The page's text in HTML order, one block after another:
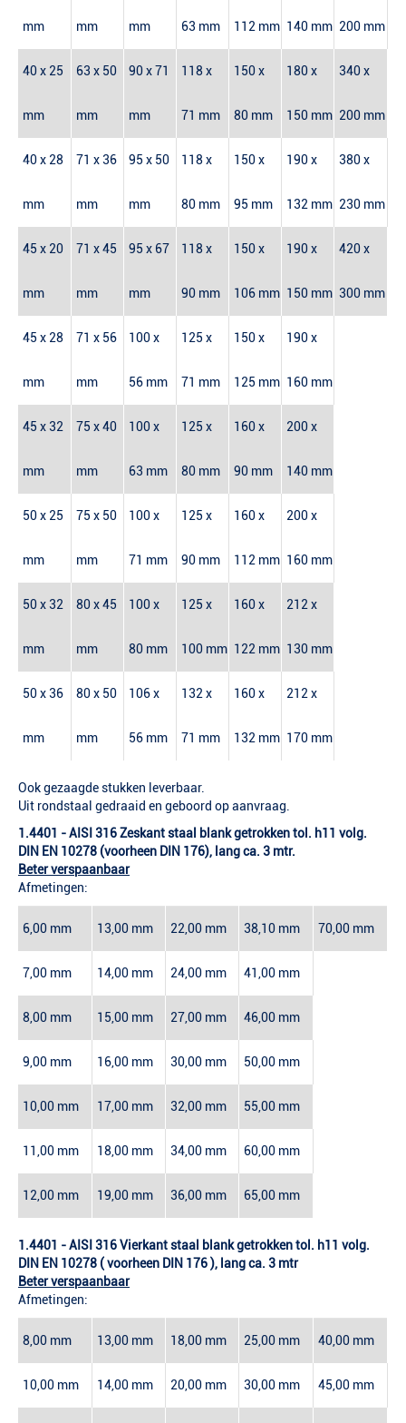
mm mm mm 63 mm 112 mm 140 mm 200 mm
40 x 25
mm
63 x 50
mm
90 x 71
mm
118 x
71 mm
150 x
80 mm
180 x
150 mm
340 x
200 mm
40 x 28
mm
71 x 36
mm
95 x 50
mm
118 x
80 mm
150 x
95 mm
190 x
132 mm
380 x
230 mm
45 x 20
mm
71 x 45
mm
95 x 67
mm
118 x
90 mm
150 x
106 mm
190 x
150 mm
420 x
300 mm
45 x 28
mm
71 x 56
mm
100 x
56 mm
125 x
71 mm
150 x
125 mm
190 x
160 mm
45 x 32
mm
75 x 40
mm
100 x
63 mm
125 x
80 mm
160 x
90 mm
200 x
140 mm
50 x 25
mm
75 x 50
mm
100 x
71 mm
125 x
90 mm
160 x
112 mm
200 x
160 mm
50 x 32
mm
80 x 45
mm
100 x
80 mm
125 x
100 mm
160 x
122 mm
212 x
130 mm
50 x 36
mm
80 x 50
mm
106 x
56 mm
132 x
71 mm
160 x
132 mm
212 x
170 mm
Ook gezaagde stukken leverbaar.
Uit rondstaal gedraaid en geboord op aanvraag.
1.4401 - AISI 316 Zeskant staal blank getrokken tol. h11 volg.
DIN EN 10278 (voorheen DIN 176), lang ca. 3 mtr.
Beter verspaanbaar
Afmetingen:
6,00 mm 13,00 mm 22,00 mm 38,10 mm 70,00 mm
7,00 mm 14,00 mm 24,00 mm 41,00 mm
8,00 mm 15,00 mm 27,00 mm 46,00 mm
9,00 mm 16,00 mm 30,00 mm 50,00 mm
10,00 mm 17,00 mm 32,00 mm 55,00 mm
11,00 mm 18,00 mm 34,00 mm 60,00 mm
12,00 mm 19,00 mm 36,00 mm 65,00 mm
1.4401 - AISI 316 Vierkant staal blank getrokken tol. h11 volg.
DIN EN 10278 ( voorheen DIN 176 ), lang ca. 3 mtr
Beter verspaanbaar
Afmetingen:
8,00 mm 13,00 mm 18,00 mm 25,00 mm 40,00 mm
10,00 mm 14,00 mm 20,00 mm 30,00 mm 45,00 mm